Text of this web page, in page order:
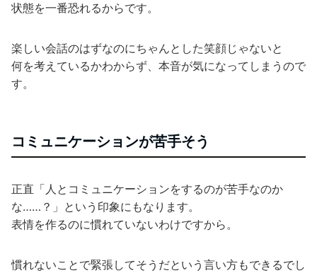
状態を一番恐れるからです。
楽しい会話のはずなのにちゃんとした笑顔じゃないと
何を考えているかわからず、本音が気になってしまうので
す。
コミュニケーションが苦手そう
正直「人とコミュニケーションをするのが苦手なのか
な……？」という印象にもなります。
表情を作るのに慣れていないわけですから。
慣れないことで緊張してそうだという言い方もできるでし